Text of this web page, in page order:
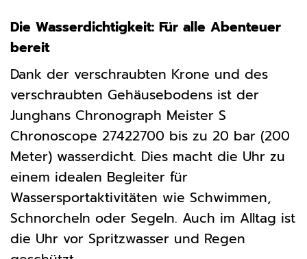
Die Wasserdichtigkeit: Für alle Abenteuer
bereit
Dank der verschraubten Krone und des
verschraubten Gehäusebodens ist der
Junghans Chronograph Meister S
Chronoscope 27422700 bis zu 20 bar (200
Meter) wasserdicht. Dies macht die Uhr zu
einem idealen Begleiter für
Wassersportaktivitäten wie Schwimmen,
Schnorcheln oder Segeln. Auch im Alltag ist
die Uhr vor Spritzwasser und Regen